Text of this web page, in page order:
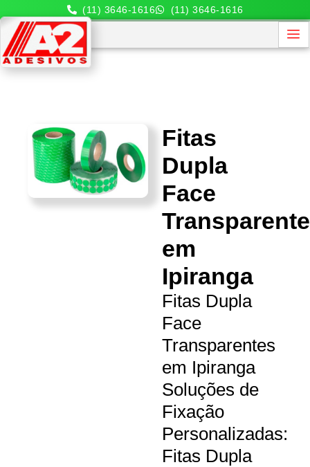
(11) 3646-1616 (11) 3646-1616
Fitas
Dupla
Face
em
Ipiranga
Fitas Dupla
Face
Transparentes
em Ipiranga
Soluções de
Fixação
Personalizadas:
Fitas Dupla